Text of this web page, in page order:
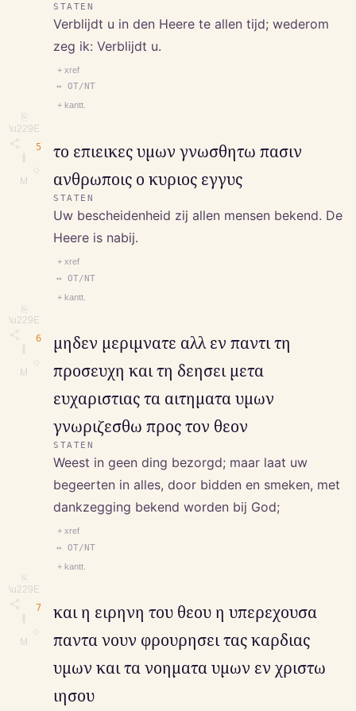
⎘
\u229E
M
STATEN
Verblijdt u in den Heere te allen tijd; wederom
zeg ik: Verblijdt u.
+ xref
↔ OT/NT
+ kantt.
5
⎘
\u229E
M
το επιεικες υμων γνωσθητω πασιν
ανθρωποις ο κυριος εγγυς
STATEN
Uw bescheidenheid zij allen mensen bekend. De
Heere is nabij.
+ xref
↔ OT/NT
+ kantt.
6
⎘
\u229E
M
μηδεν μεριμνατε αλλ εν παντι τη
προσευχη και τη δεησει μετα
ευχαριστιας τα αιτηματα υμων
γνωριζεσθω προς τον θεον
STATEN
Weest in geen ding bezorgd; maar laat uw
begeerten in alles, door bidden en smeken, met
dankzegging bekend worden bij God;
+ xref
↔ OT/NT
+ kantt.
7
και η ειρηνη του θεου η υπερεχουσα
παντα νουν φρουρησει τας καρδιας
υμων και τα νοηματα υμων εν χριστω
ιησου